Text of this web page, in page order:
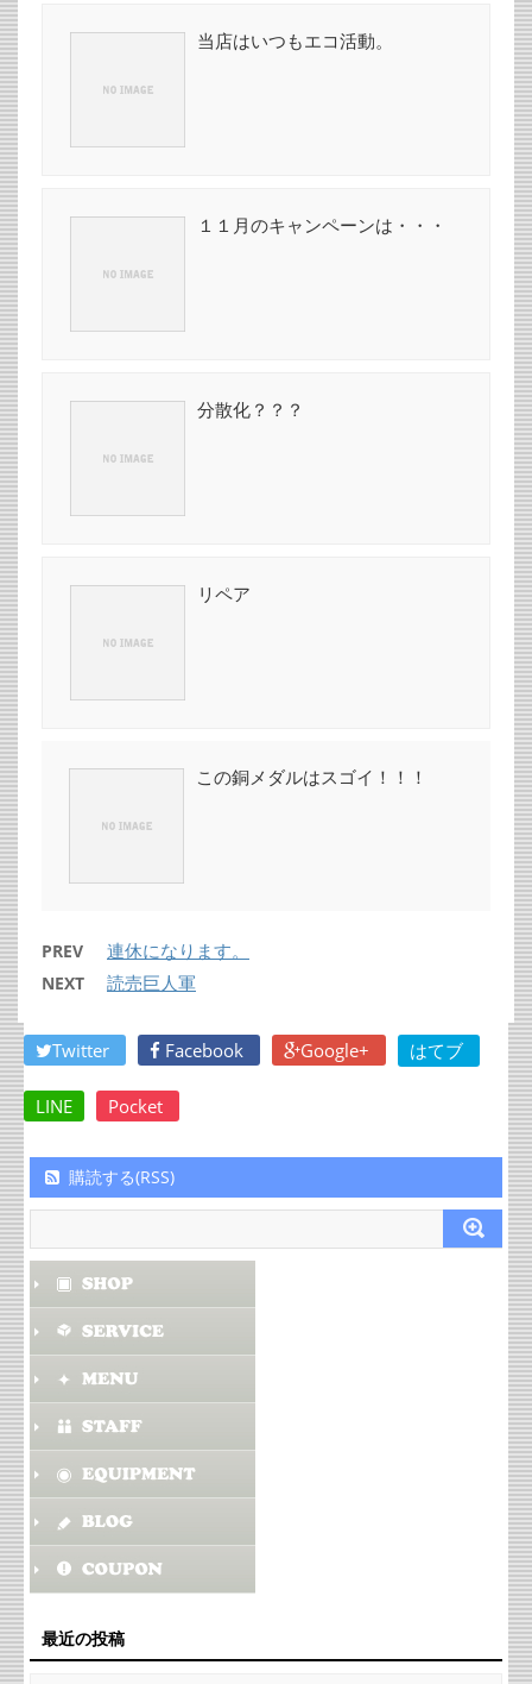
当店はいつもエコ活動。
１１月のキャンペーンは・・・
分散化？？？
リペア
この銅メダルはスゴイ！！！
PREV 連休になります。
NEXT 読売巨人軍
Twitter Facebook Google+ はてブ
LINE Pocket
購読する(RSS)
最近の投稿